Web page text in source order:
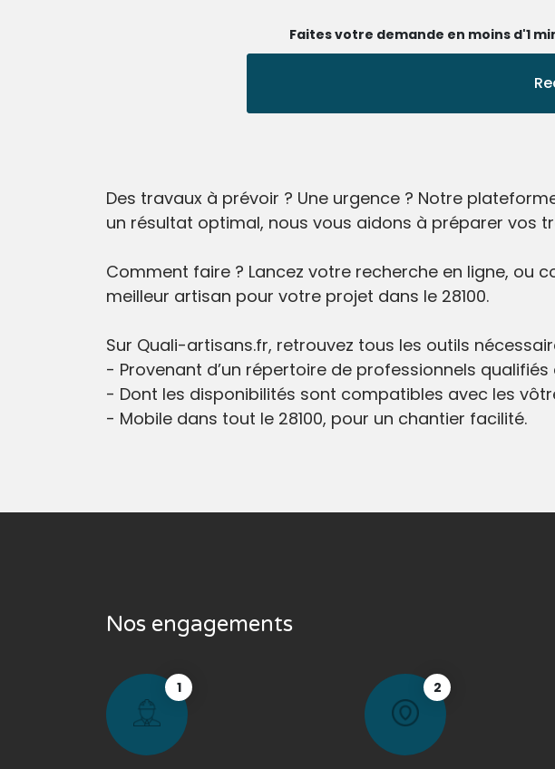
Faites votre demande en moins d'1
Des travaux à prévoir ? Une urgence ? Notre
un résultat optimal, nous vous aidons à préparer vos
Comment faire ? Lancez votre recherche en ligne, ou
meilleur artisan pour votre projet dans le 28100.
Sur Quali-artisans.fr, retrouvez tous les outils
- Provenant d’un répertoire de professionnels qualifiés
- Dont les disponibilités sont compatibles avec les
- Mobile dans tout le 28100, pour un chantier facilité.
Nos engagements
1 2